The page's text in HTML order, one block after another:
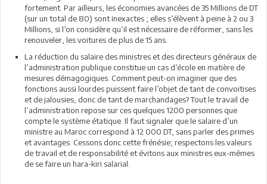
fortement. Par ailleurs, les économies avancées de 35 Millions de DT
(sur un total de 80) sont inexactes ; elles s’élèvent à peine à 2 ou 3
Millions, si l’on considère qu’il est nécessaire de réformer, sans les
renouveler, les voitures de plus de 15 ans.
La réduction du salaire des ministres et des directeurs généraux de
l’administration publique constitue un cas d’école en matière de
mesures démagogiques. Comment peut-on imaginer que des
fonctions aussi lourdes puissent faire l’objet de tant de convoitises
et de jalousies, donc de tant de marchandages? Tout le travail de
l’administration repose sur ces quelques 1200 personnes que
compte le système étatique. Il faut signaler que le salaire d’un
ministre au Maroc correspond à 12 000 DT, sans parler des primes
et avantages. Cessons donc cette frénésie; respectons les valeurs
de travail et de responsabilité et évitons aux ministres eux-mêmes
de se faire un hara-kiri salarial.